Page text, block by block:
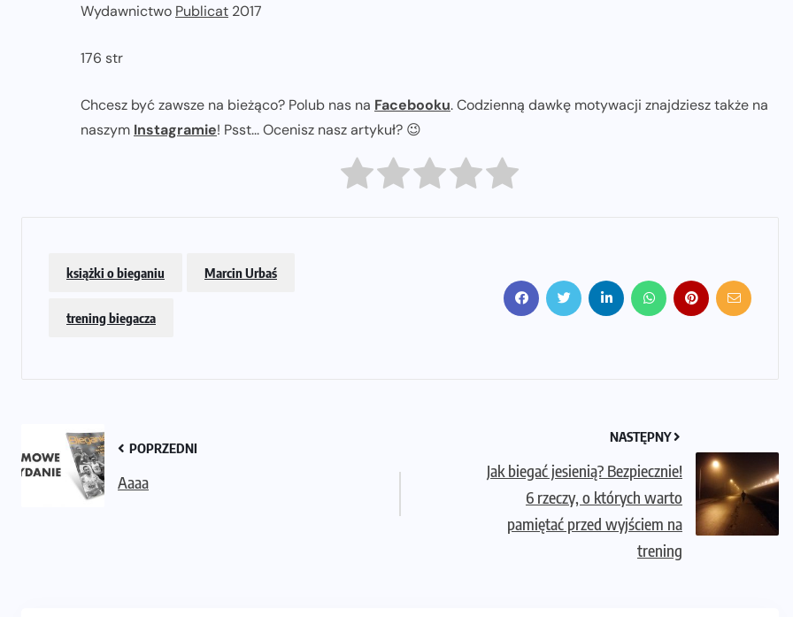
Wydawnictwo Publicat 2017
176 str
Chcesz być zawsze na bieżąco? Polub nas na Facebooku. Codzienną dawkę motywacji znajdziesz także na
naszym Instagramie! Psst... Ocenisz nasz artykuł? 😉
książki o bieganiu Marcin Urbaś
trening biegacza
POPRZEDNI
Aaaa
NASTĘPNY
Jak biegać jesienią? Bezpiecznie!
6 rzeczy, o których warto
pamiętać przed wyjściem na
trening